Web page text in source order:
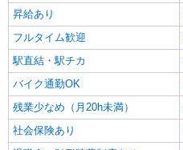
昇給あり
フルタイム歓迎
駅直結・駅チカ
バイク通勤OK
残業少なめ（月20h未満）
社会保険あり